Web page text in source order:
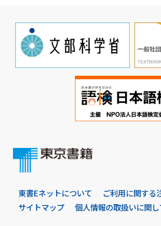
東書Eネットについて ご利用に関する
サイトマップ
個人情報の取扱いに関し